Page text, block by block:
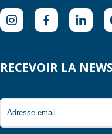
RECEVOIR LA